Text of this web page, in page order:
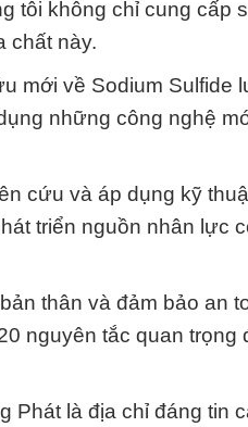
tôi không chỉ cung cấp
chất này.
mới về Sodium Sulfide
những công nghệ
cứu và áp dụng kỹ
triển nguồn nhân lực
thân và đảm bảo an
nguyên tắc quan
Phát là địa chỉ đáng tin